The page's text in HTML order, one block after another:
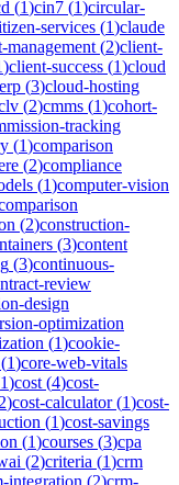
(1)cin7 (1)circular-
services (1)claude
management (2)client-
)client-success (1)cloud
(3)cloud-hosting
(2)cmms (1)cohort-
tracking
(1)comparison
(2)compliance
(1)computer-vision
(2)construction-
(3)content
(3)continuous-
review
design
optimization
(1)cookie-
(1)core-web-vitals
1)cost (4)cost-
2)cost-calculator(1)cost-
(1)cost-savings
(1)courses (3)cpa
(2)criteria (1)crm
integration (2)crm-